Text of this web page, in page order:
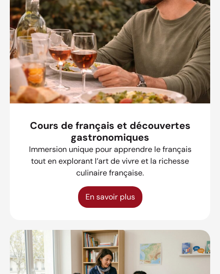
Cours de français et découvertes
gastronomiques
Immersion unique pour apprendre le français
tout en explorant l’art de vivre et la richesse
culinaire française.
En savoir plus